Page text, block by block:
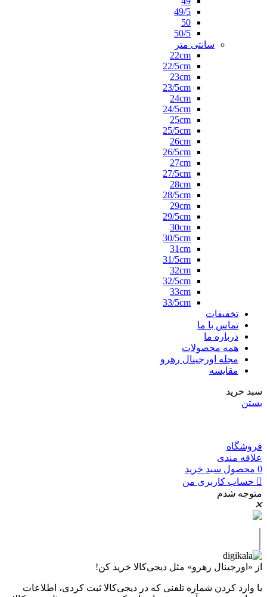
49/5
50
50/5
سانتی متر
22cm
22/5cm
23cm
23/5cm
24cm
24/5cm
25cm
25/5cm
26cm
26/5cm
27cm
27/5cm
28cm
28/5cm
29cm
29/5cm
30cm
30/5cm
31cm
31/5cm
32cm
32/5cm
33cm
33/5cm
تخفیفات
تماس با ما
درباره ما
همه محصولات
مجله اورجینال رهرو
مقایسه
سبد خرید
بستن
فروشگاه
علاقه مندی
0 محصول سبد خرید
حساب کاربری من
متوجه شدم
✕
|
از «اورجینال رهرو» مثل دیجی‌کالا خرید کن!
با وارد کردن شماره تلفنی که در دیجی‌کالا ثبت کردی، اطلاعات